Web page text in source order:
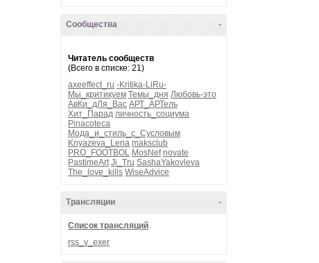
-
Сообщества
Читатель сообществ
(Всего в списке: 21)
axeeffect_ru -Kritika-LiRu-
Мы_критикуем Темы_дня Любовь-это
АвКи_дЛя_Вас АРТ_АРТель
Хит_Парад личность_социума
Pinacoteca
Мода_и_стиль_с_Сусловым
Knyazeva_Lena maksclub
PRO_FOOTBOL MosNef novate
PastimeArt Ji_Tru SashaYakovleva
The_love_kills WiseAdvice
-
Трансляции
Список трансляций
rss_v_exer